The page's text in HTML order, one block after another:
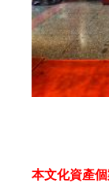
本文化資產